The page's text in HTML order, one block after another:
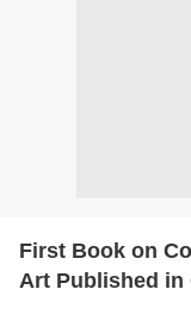
First Book on
Art Published in